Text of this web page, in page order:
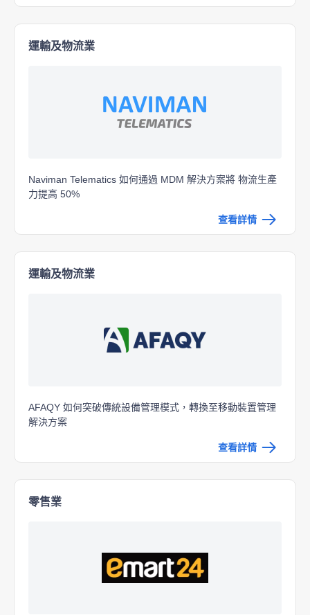
運輸及物流業
Naviman Telematics 如何通過 MDM 解決方案將 物流生產
力提高 50%
查看詳情
運輸及物流業
AFAQY 如何突破傳統設備管理模式，轉換至移動裝置管理
解決方案
查看詳情
零售業